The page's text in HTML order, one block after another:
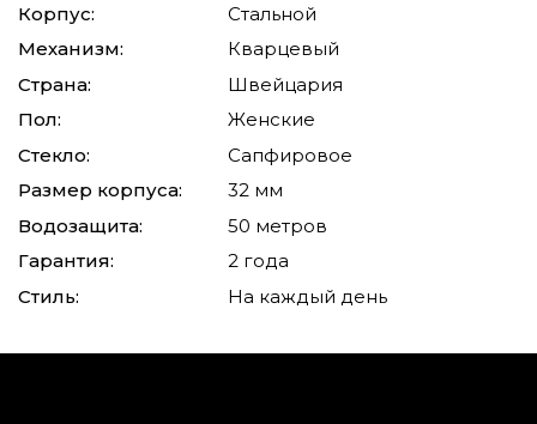
Корпус:
Стальной
Механизм:
Кварцевый
Страна:
Швейцария
Пол:
Женские
Стекло:
Сапфировое
Размер корпуса:
32 мм
Водозащита:
50 метров
Гарантия:
2 года
Стиль:
На каждый день